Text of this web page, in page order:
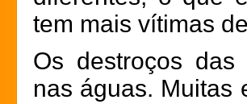
tem mais vítimas
Os destroços das
nas águas. Muitas